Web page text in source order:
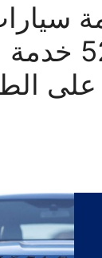
52227338 خدمة
على